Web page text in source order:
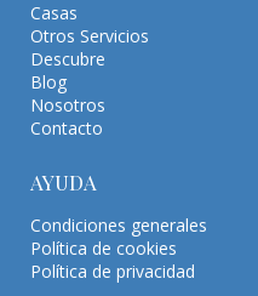
Casas
Otros Servicios
Descubre
Blog
Nosotros
Contacto
AYUDA
Condiciones generales
Política de cookies
Política de privacidad